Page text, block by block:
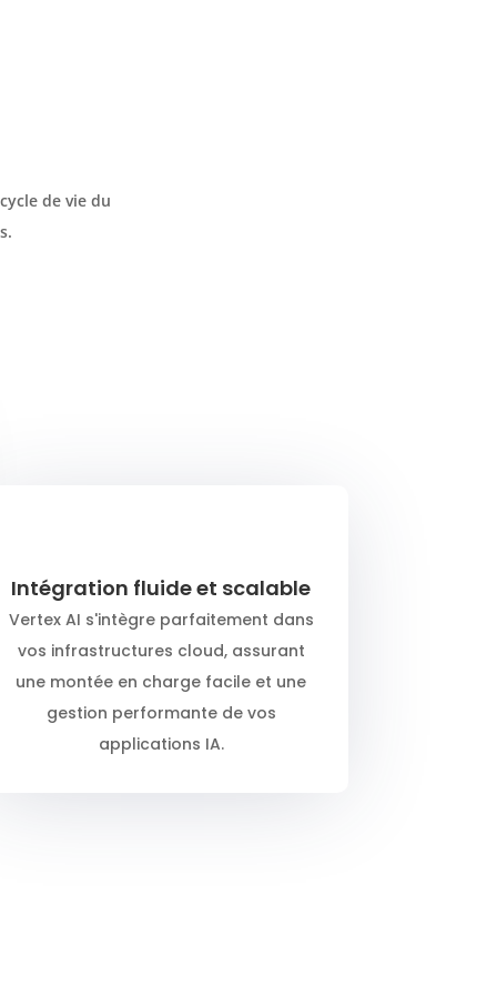
de vie du
Intégration fluide et scalable
Vertex AI s'intègre parfaitement dans
vos infrastructures cloud, assurant
une montée en charge facile et une
gestion performante de vos
applications IA.